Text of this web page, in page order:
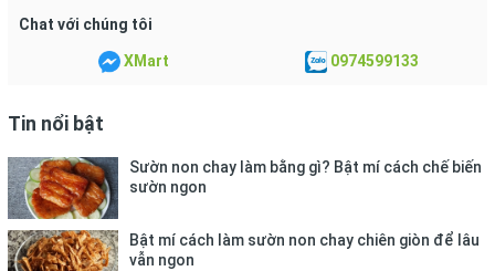
Chat với chúng tôi
XMart 0974599133
Tin nổi bật
Sườn non chay làm bằng gì? Bật mí cách chế biến
sườn ngon
Bật mí cách làm sườn non chay chiên giòn để lâu
vẫn ngon